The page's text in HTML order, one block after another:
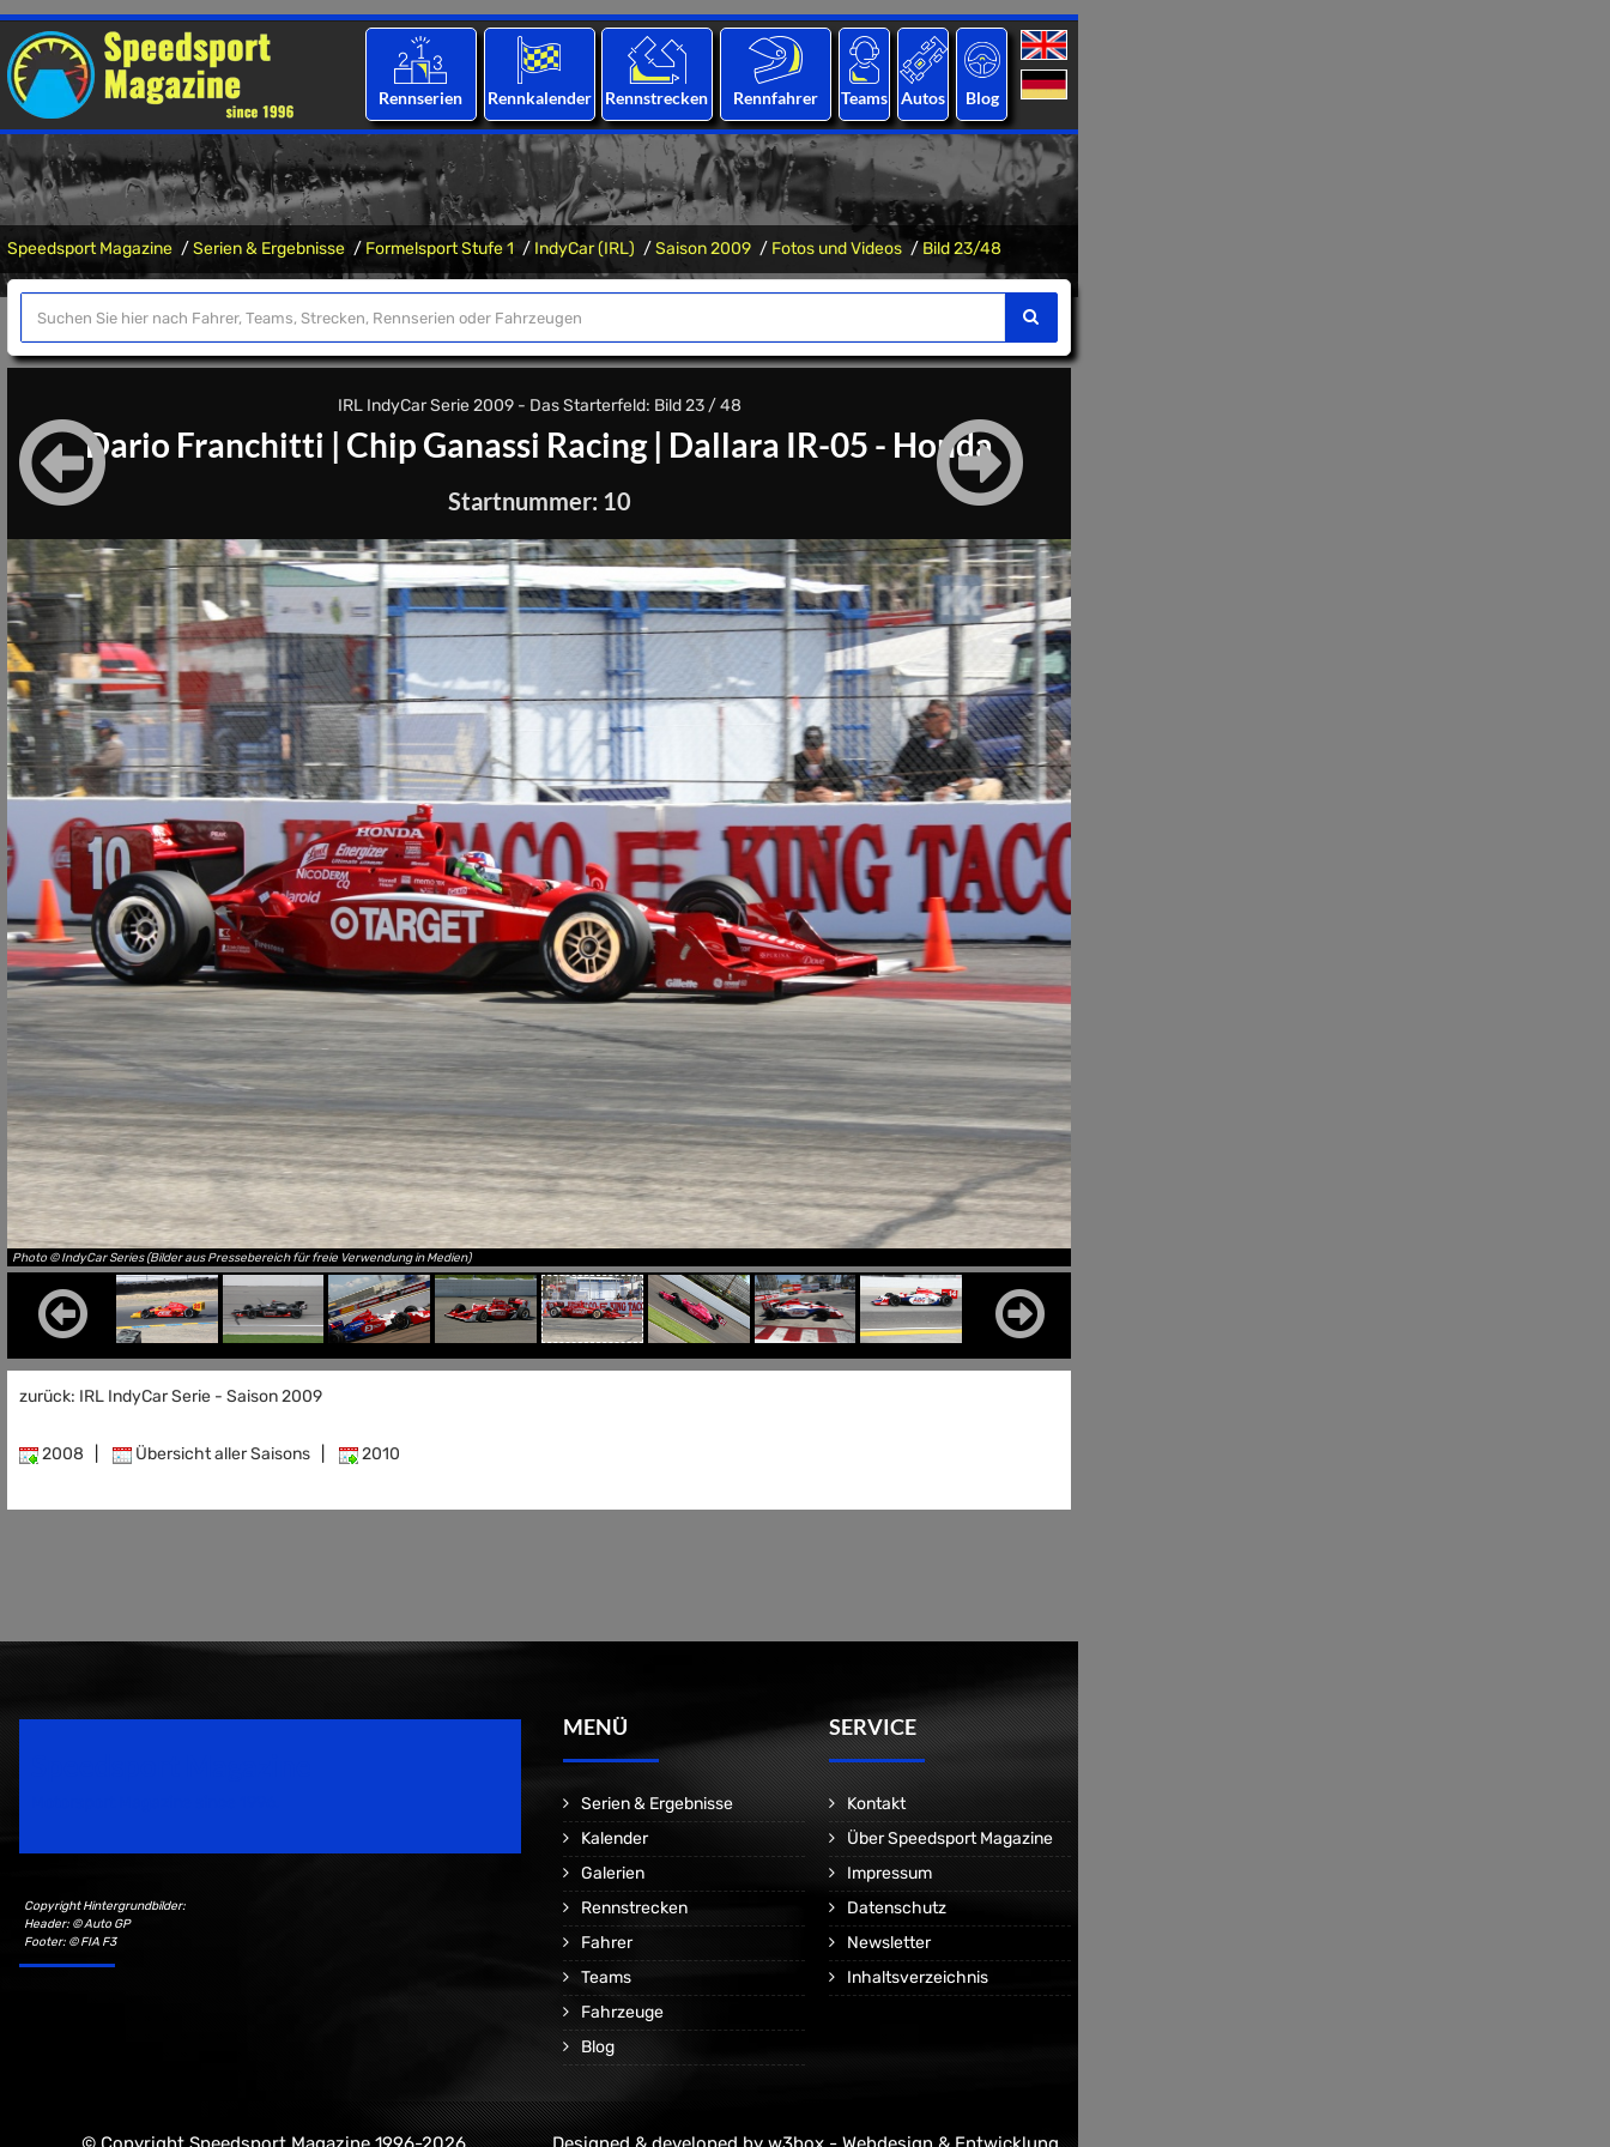
Rennserien Rennkalender Rennstrecken Rennfahrer Teams Autos Blog
Speedsport Magazine Serien & Ergebnisse Formelsport Stufe 1 IndyCar (IRL) Saison 2009 Fotos und Videos Bild 23/48
IRL IndyCar Serie 2009 - Das Starterfeld: Bild 23 / 48
Dario Franchitti | Chip Ganassi Racing| Dallara IR-05 - Honda
Startnummer: 10
Photo © IndyCar Series (Bilder aus Pressebereich für freie Verwendung in Medien)
zurück: IRL IndyCar Serie - Saison 2009
2008 Übersicht aller Saisons 2010
Copyright Hintergrundbilder:
Header: © Auto GP
Footer: © FIA F3
MENÜ
Serien & Ergebnisse
Kalender
Galerien
Rennstrecken
Fahrer
Teams
Fahrzeuge
Blog
SERVICE
Kontakt
Über Speedsport Magazine
Impressum
Datenschutz
Newsletter
Inhaltsverzeichnis